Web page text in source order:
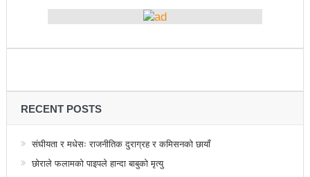
सडक फोहोर गरेको भन्दै एमालेलाई महानगरको १ लाख जरिवाना
नेकपा बहुमतको नवौं महाधिवेशन माघ ४ गतेदेखि काठमाडौँमा
राजश्व संकलनमा करिब १७ प्रतशितले वृद्धि
टिकट नपाउँदा १४ सय श्रमिक कोरिया उड्न पाएनन्
कीर्तिपुरलाई नेपालकै नमूना नगर बनाउने मेरो योजना छ-
RECENT POSTS
संघीयता र मधेसः राजनीतिक दुराग्रह र कमिसनको छायाँ
छोराले फलामको पाइपले हान्दा बाबुको मृत्यु